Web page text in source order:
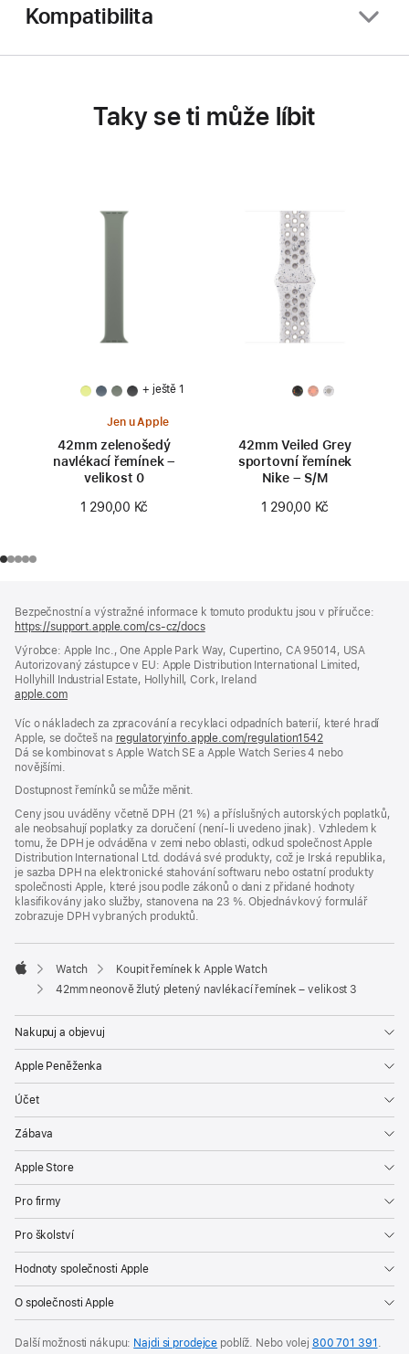
Kompatibilita
Taky se ti může líbit
+ ještě 1
Jen u Apple
42mm zelenošedý
navlékací řemínek –
velikost 0
1 290,00 Kč
42mm Veiled Grey
sportovní řemínek
Nike – S/M
1 290,00 Kč
Bezpečnostní a výstražné informace k tomuto produktu jsou v příručce:
https://support.apple.com/cs-cz/docs(otevře
v novém
okně)
Výrobce: Apple Inc., One Apple Park Way, Cupertino, CA 95014, USA
Autorizovaný zástupce v EU: Apple Distribution International Limited,
Hollyhill Industrial Estate, Hollyhill, Cork, Ireland
apple.com(otevře
v novém
okně)
Víc o nákladech za zpracování a recyklaci odpadních baterií, které hradí
Apple, se dočteš na regulatoryinfo.apple.com/regulation1542(otevře
se
Dá se kombinovat s Apple Watch SE a Apple Watch Series 4 nebo
novějšími.
Dostupnost řemínků se může měnit.
Ceny jsou uváděny včetně DPH (21 %) a příslušných autorských poplatků,
ale neobsahují poplatky za doručení (není-li uvedeno jinak). Vzhledem k
tomu, že DPH je odváděna v zemi nebo oblasti, odkud společnost Apple
Distribution International Ltd. dodává své produkty, což je Irská republika,
je sazba DPH na elektronické stahování softwaru nebo ostatní produkty
společnosti Apple, které jsou podle zákonů o dani z přidané hodnoty
klasifikovány jako služby, stanovena na 23 %. Objednávkový formulář
zobrazuje DPH vybraných produktů.
Apple
Watch
Koupit řemínek k Apple Watch
42mm neonově žlutý pletený navlékací řemínek – velikost 3
Nakupuj a objevuj
Apple Peněženka
Účet
Zábava
Apple Store
Pro firmy
Pro školství
Hodnoty společnosti Apple
O společnosti Apple
Další možnosti nákupu: Najdi si prodejce poblíž. Nebo volej 800 701 391